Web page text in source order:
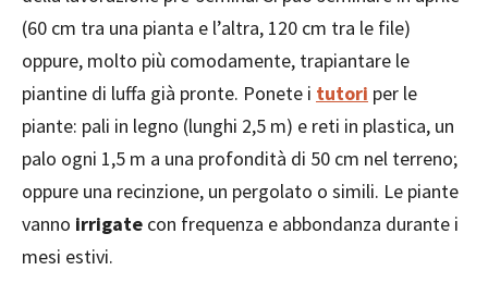
(60 cm tra una pianta e l’altra, 120 cm tra le file)
oppure, molto più comodamente, trapiantare le
piantine di luffa già pronte. Ponete i tutori per le
piante: pali in legno (lunghi 2,5 m) e reti in plastica, un
palo ogni 1,5 m a una profondità di 50 cm nel terreno;
oppure una recinzione, un pergolato o simili. Le piante
vanno irrigate con frequenza e abbondanza durante i
mesi estivi.